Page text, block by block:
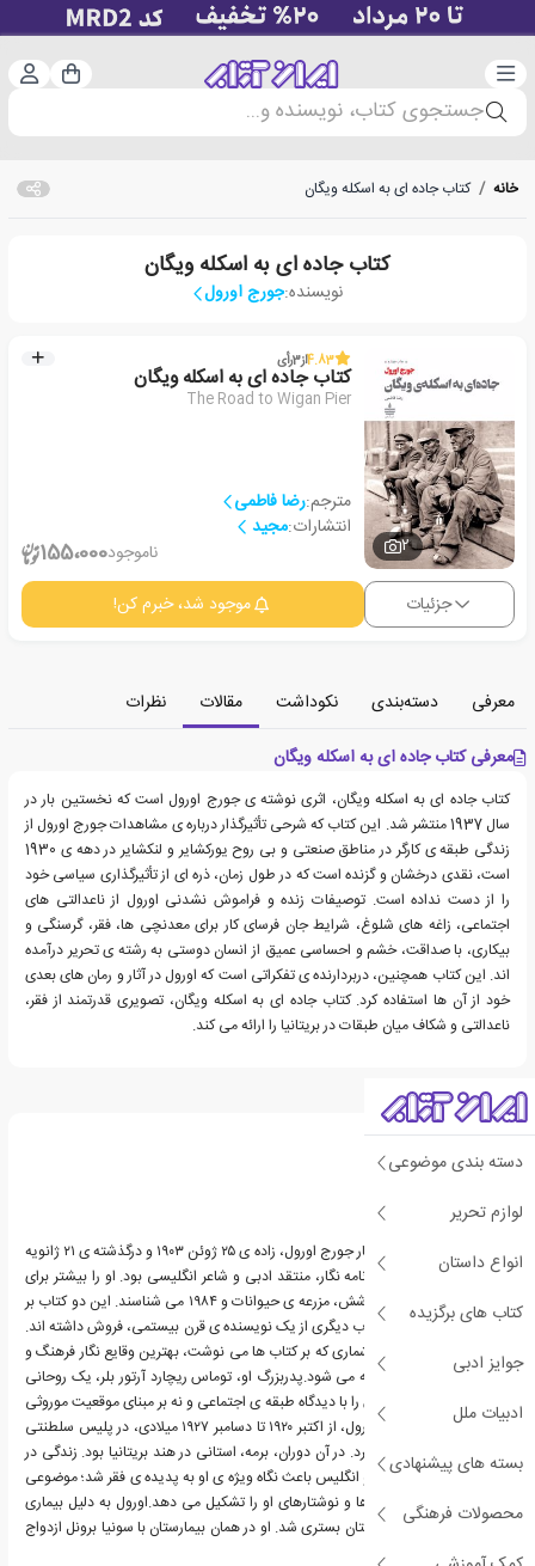
دسته‌بندی سبد
جستجوی کتاب، نویسنده و...
دسته بندی موضوعی
لوازم تحریر
انواع داستان
کتاب های برگزیده
جوایز ادبی
ادبیات ملل
بسته های پیشنهادی
محصولات فرهنگی
خانه / کتاب جاده ای به اسکله ویگان
کتاب جاده ای به اسکله ویگان
نویسنده:جورج اورول
2
4.83از3رأی
کتاب جاده ای به اسکله ویگان
The Road to Wigan Pier
مترجم:رضا فاطمی
انتشارات:مجید
ناموجود155،000
جزئیات موجود شد، خبرم کن!
معرفی دسته‌بندی نکوداشت مقالات
نظرات
معرفی کتاب جاده ای به اسکله ویگان
کتاب جاده ای به اسکله ویگان، اثری نوشته ی جورج اورول است که نخستین بار در
سال 1937 منتشر شد. این کتاب که شرحی تأثیرگذار درباره ی مشاهدات جورج اورول از
زندگی طبقه ی کارگر در مناطق صنعتی و بی روح یورکشایر و لنکشایر در دهه ی 1930
است، نقدی درخشان و گزنده است که در طول زمان، ذره ای از تأثیرگذاری سیاسی خود
را از دست نداده است. توصیفات زنده و فراموش نشدنی اورول از ناعدالتی های
اجتماعی، زاغه های شلوغ، شرایط جان فرسای کار برای معدنچی ها، فقر، گرسنگی و
بیکاری، با صداقت، خشم و احساسی عمیق از انسان دوستی به رشته ی تحریر درآمده
اند. این کتاب همچنین، دربردارنده ی تفکراتی است که اورول در آثار و رمان های بعدی
خود از آن ها استفاده کرد. کتاب جاده ای به اسکله ویگان، تصویری قدرتمند از فقر،
ناعدالتی و شکاف میان طبقات در بریتانیا را ارائه می کند.
درباره جورج اورول
اریک آرتور بلر با نام مستعار جورج اورول، زاده ی ۲۵ ژوئن ۱۹۰۳ و درگذشته ی ۲۱ ژانویه
۱۹۵۰، داستان نویس، روزنامه نگار، منتقد ادبی و شاعر انگلیسی بود. او را بیشتر برای
دو رمان سرشناس و پرفروشش، مزرعه ی حیوانات و ۱۹۸۴ می شناسند. این دو کتاب بر
روی هم بیش از هر دو کتاب دیگری از یک نویسنده ی قرن بیستمی، فروش داشته اند.
او همچنین با نقدهای پرشماری که بر کتاب ها می نوشت، بهترین وقایع نگار فرهنگ و
ادب انگلیسی قرن شناخته می شود.پدربزرگ او، توماس ریچارد آرتور بلر، یک روحانی
بود. خود وی، خانواده اش را با دیدگاه طبقه ی اجتماعی و نه بر مبنای موقعیت موروثی
توصیف می کند.جورج اورول، از اکتبر ۱۹۲۰ تا دسامبر ۱۹۲۷ میلادی، در پلیس سلطنتی
هند در برمه خدمت می کرد. در آن دوران، برمه، استانی در هند بریتانیا بود. زندگی در
محیطی طبقاتی در هند و انگلیس باعث نگاه ویژه ی او به پدیده ی فقر شد؛ موضوعی
که مهم ترین عنصر رمان ها و نوشتارهای او را تشکیل می دهد.اورول به دلیل بیماری
مزمن ریوی اش در بیمارستان بستری شد. او در همان بیمارستان با سونیا برونل ازدواج
کرد.